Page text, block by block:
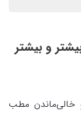
و بیشتر
خالی‌ماندن مطب